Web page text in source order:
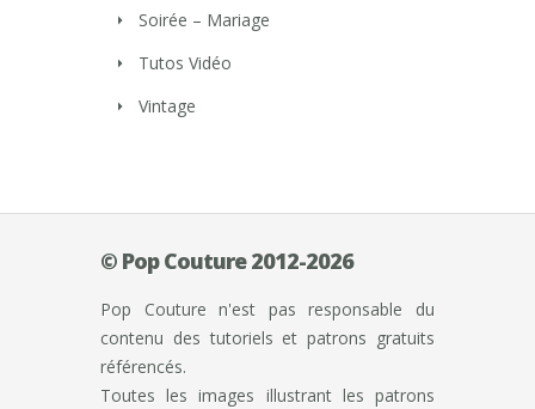
Soirée – Mariage
Tutos Vidéo
Vintage
© Pop Couture 2012-2026
Pop Couture n'est pas responsable du
contenu des tutoriels et patrons gratuits
référencés.
Toutes les images illustrant les patrons